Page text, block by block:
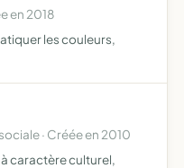
en 2018
les couleurs,
· Créée en 2010
caractère culturel,